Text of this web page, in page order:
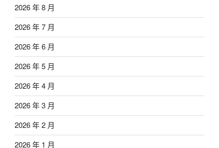
2026 年 8 月
2026 年 7 月
2026 年 6 月
2026 年 5 月
2026 年 4 月
2026 年 3 月
2026 年 2 月
2026 年 1 月